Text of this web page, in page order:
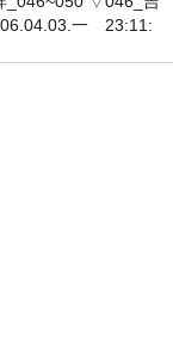
一 23:11: